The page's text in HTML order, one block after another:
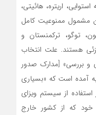
اریتره، هائیتی،
مشمول ممنوعیت کامل
توگو، ترکمنستان و
هستند. علت انتخاب
و بررسی» [مدارک صدور
آمده است که «بسیاری
از سیستم ویزای
خود که از کشور خارج